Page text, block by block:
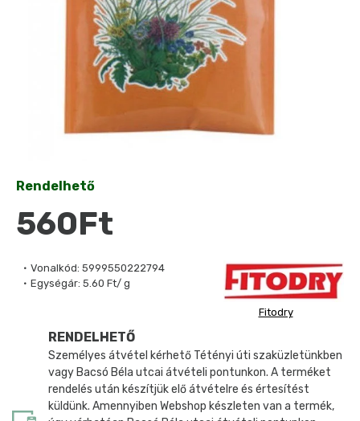
Vonalkód: 5999550222794
Egységár: 5.60 Ft/ g
Fitodry
Rendelhető
560Ft
RENDELHETŐ
Személyes átvétel kérhető Tétényi úti szaküzletünkben
vagy Bacsó Béla utcai átvételi pontunkon. A terméket
rendelés után készítjük elő átvételre és értesítést
küldünk. Amennyiben Webshop készleten van a termék,